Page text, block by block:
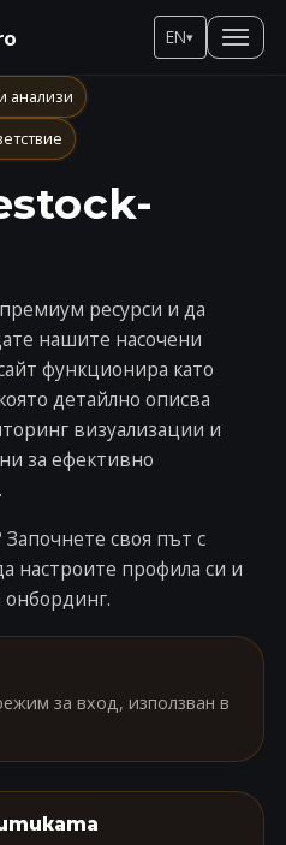
EN▾
анализи
ресурси и да
нашите насочени
функционира като
детайлно описва
визуализации и
за ефективно
своя път с
настроите профила си и
онбординг.
за вход, използван в